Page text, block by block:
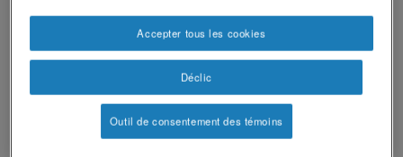
BOOST Soothe est une boisson nutritive
claire et rafraîchissante qui contient
10 grammes d’isolat de protéines de
lactosérum* et est sans graisse et sans
sodium*, sans colorants, arômes ni
Déclic
Accepter tous les cookies
Outil de consentement des témoins